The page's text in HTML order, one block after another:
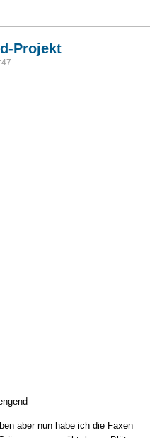
Projekt
aber nun habe ich die Faxen